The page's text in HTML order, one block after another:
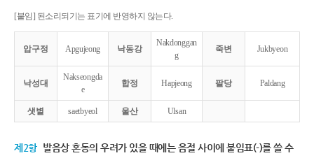
[붙임] 된소리되기는 표기에 반영하지 않는다.
압구정 Apgujeong 낙동강
Nakdonggan
g
죽변 Jukbyeon
낙성대
Nakseongda
e
합정 Hapjeong 팔당 Paldang
샛별 saetbyeol 울산 Ulsan
제2항 발음상 혼동의 우려가 있을 때에는 음절 사이에 붙임표(-)를 쓸 수